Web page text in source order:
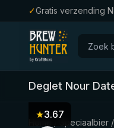
✓Gratis verzending
Deglet Nour
Speciaalbier /
★3.67